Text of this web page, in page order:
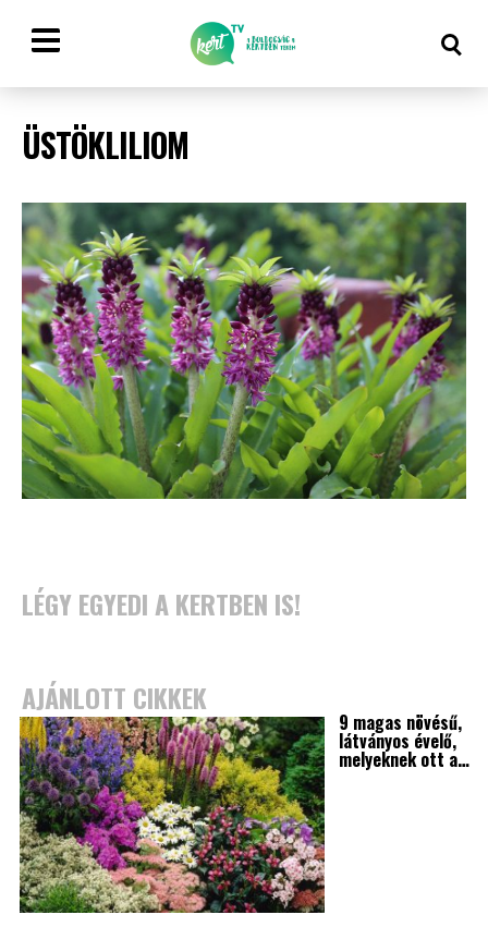
ÜSTÖKLILIOM
LÉGY EGYEDI A KERTBEN IS!
AJÁNLOTT CIKKEK
9 magas növésű,
látványos évelő,
melyeknek ott a…